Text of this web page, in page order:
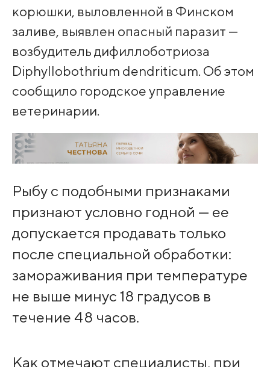
корюшки, выловленной в Финском
заливе, выявлен опасный паразит —
возбудитель дифиллоботриоза
Diphyllobothrium dendriticum. Об этом
сообщило городское управление
ветеринарии.
Рыбу с подобными признаками
признают условно годной — ее
допускается продавать только
после специальной обработки:
замораживания при температуре
не выше минус 18 градусов в
течение 48 часов.
Как отмечают специалисты, при